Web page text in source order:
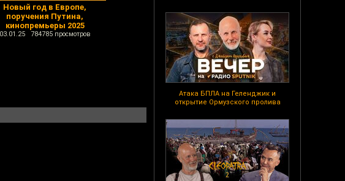
Атака БПЛА на Геленджик и
открытие Ормузского пролива
Новый год в Европе,
поручения Путина,
кинопремьеры 2025
03.01.25 784785 просмотров